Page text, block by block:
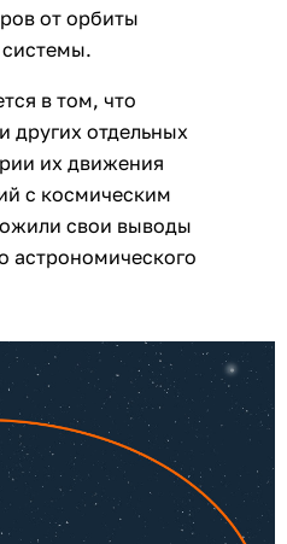
от орбиты
в том, что
других отдельных
их движения
с космическим
свои выводы
астрономического